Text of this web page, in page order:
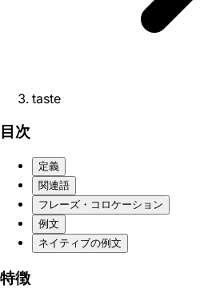
taste
目次
定義
関連語
フレーズ・コロケーション
例文
ネイティブの例文
特徴